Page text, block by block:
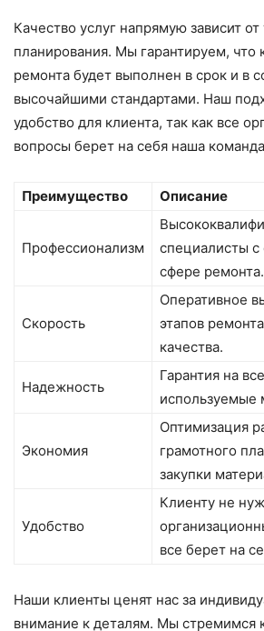
Качество услуг напрямую зависит
планирования. Мы гарантируем, что
ремонта будет выполнен в срок и в
высочайшими стандартами. Наш
удобство для клиента, так как все
вопросы берет на себя наша
Преимущество Описание
Профессионализм
специалисты
сфере ремонта.
Скорость
Оперативное
этапов
качества.
Надежность
Гарантия на
используемые
Экономия
Оптимизация
грамотного
закупки
Удобство
Клиенту не
все берет на
Наши клиенты ценят нас за
внимание к деталям. Мы стремимся